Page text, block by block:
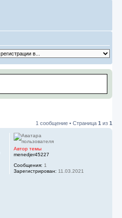
1 сообщение • Страница 1 из 1
Автор темы
menedjer45227
Сообщения: 1
Зарегистрирован: 11.03.2021